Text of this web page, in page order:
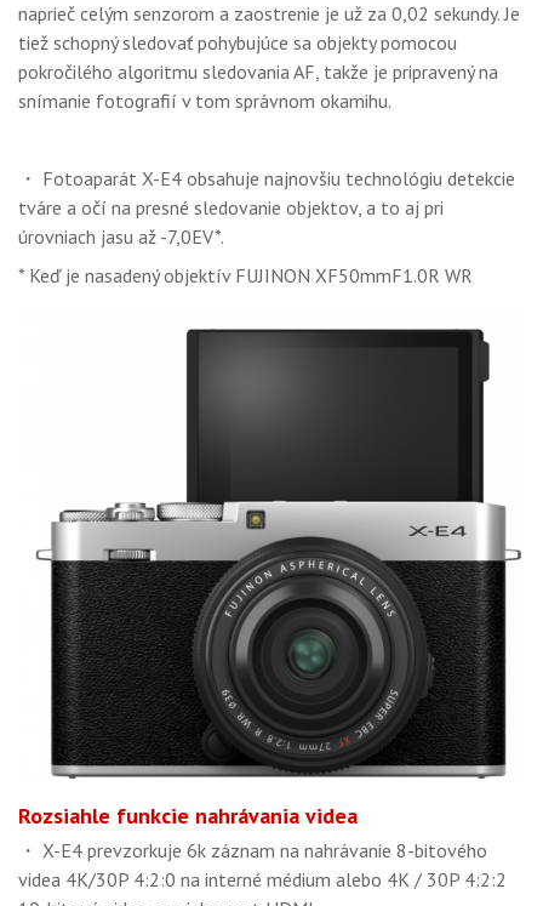
naprieč celým senzorom a zaostrenie je už za 0,02 sekundy. Je
tiež schopný sledovať pohybujúce sa objekty pomocou
pokročilého algoritmu sledovania AF, takže je pripravený na
snímanie fotografií v tom správnom okamihu.
・ Fotoaparát X-E4 obsahuje najnovšiu technológiu detekcie
tváre a očí na presné sledovanie objektov, a to aj pri
úrovniach jasu až -7,0EV*.
* Keď je nasadený objektív FUJINON XF50mmF1.0R WR
Rozsiahle funkcie nahrávania videa
・ X-E4 prevzorkuje 6k záznam na nahrávanie 8-bitového
videa 4K/30P 4:2:0 na interné médium alebo 4K / 30P 4:2:2